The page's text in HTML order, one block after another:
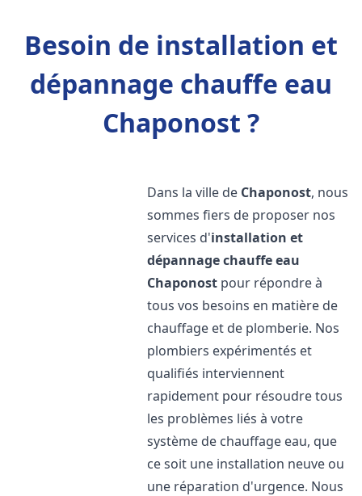
Besoin de installation et
dépannage chauffe eau
Chaponost ?
Dans la ville de Chaponost, nous
sommes fiers de proposer nos
services d'installation et
dépannage chauffe eau
Chaponost pour répondre à
tous vos besoins en matière de
chauffage et de plomberie. Nos
plombiers expérimentés et
qualifiés interviennent
rapidement pour résoudre tous
les problèmes liés à votre
système de chauffage eau, que
ce soit une installation neuve ou
une réparation d'urgence. Nous